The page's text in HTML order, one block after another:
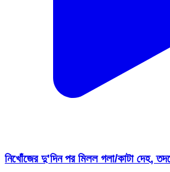
নিখোঁজের দু'দিন পর মিলল গলা/কাটা দেহ,